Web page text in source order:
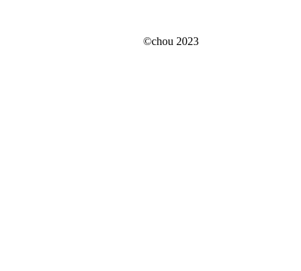
©chou 2023